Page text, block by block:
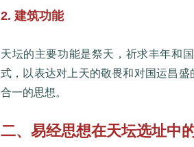
2. 建筑功能
天坛的主要功能是祭天，祈求丰年和
式，以表达对上天的敬畏和对国运昌
合一的思想。
二、易经思想在天坛选址中